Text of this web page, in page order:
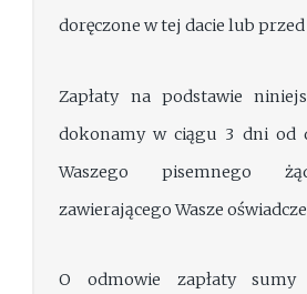
doręczone w tej dacie lub przed
Zapłaty na podstawie
dokonamy w ciągu 3 dni od
Waszego pisemnego
zawierającego Wasze
O odmowie zapłaty sumy